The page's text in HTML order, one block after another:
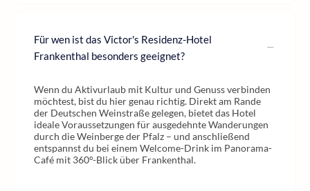
Für wen ist das Victor's Residenz-Hotel
Frankenthal besonders geeignet?
Wenn du Aktivurlaub mit Kultur und Genuss verbinden
möchtest, bist du hier genau richtig. Direkt am Rande
der Deutschen Weinstraße gelegen, bietet das Hotel
ideale Voraussetzungen für ausgedehnte Wanderungen
durch die Weinberge der Pfalz – und anschließend
entspannst du bei einem Welcome-Drink im Panorama-
Café mit 360°-Blick über Frankenthal.